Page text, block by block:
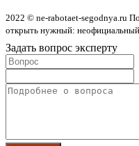
2022 © ne-rabotaet-segodnya.ru
открыть нужный:
Задать вопрос эксперту